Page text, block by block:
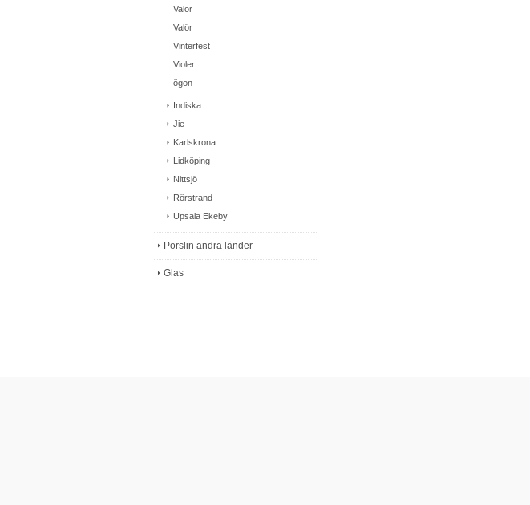
Valör
Valör
Vinterfest
Violer
ögon
Indiska
Jie
Karlskrona
Lidköping
Nittsjö
Rörstrand
Upsala Ekeby
Porslin andra länder
Glas